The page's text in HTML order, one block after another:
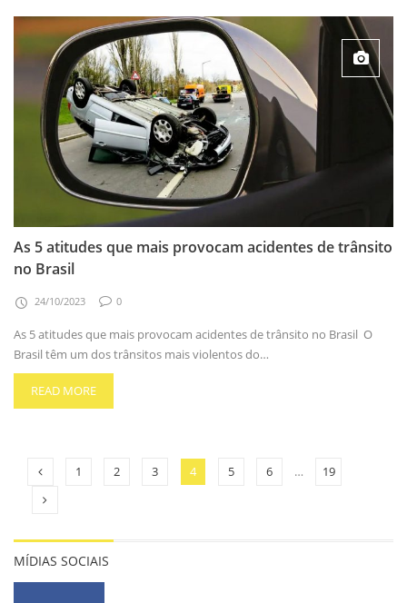
As 5 atitudes que mais provocam acidentes de trânsito
no Brasil
24/10/2023 0
As 5 atitudes que mais provocam acidentes de trânsito no Brasil O
Brasil têm um dos trânsitos mais violentos do…
READ MORE
1 2 3 4 5 6 … 19
MÍDIAS SOCIAIS